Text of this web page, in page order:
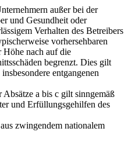
außer bei der
und Gesundheit oder
Verhalten des Betreibers
vorhersehbaren
Höhe nach auf die
begrenzt. Dies gilt
entgangenen
a bis c gilt sinngemäß
und Erfüllungsgehilfen des
zwingendem nationalem